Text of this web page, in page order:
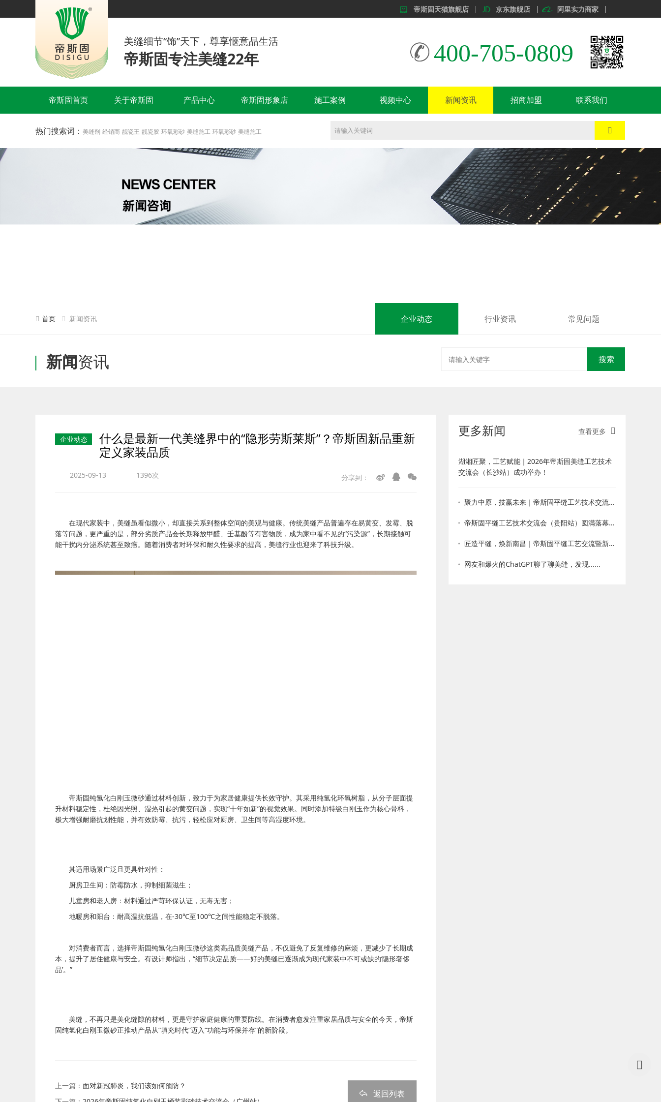
帝斯固天猫旗舰店 京东旗舰店 阿里实力商家
美缝细节“饰”天下，尊享惬意品生活
帝斯固专注美缝22年 400-705-0809
帝斯固首页 关于帝斯固 产品中心 帝斯固形象店 施工案例 视频中心 新闻资讯 招商加盟 联系我们
热门搜索词： 美缝剂 经销商 靓瓷王 靓瓷胶 环氧彩砂 美缝施工 环氧彩砂 美缝施工
首页 新闻资讯 企业动态 行业资讯 常见问题
新闻资讯 搜索
企业动态
什么是最新一代美缝界中的“隐形劳斯莱斯”？帝斯固新品重新
定义家装品质
2025-09-13 1396次 分享到：
在现代家装中，美缝虽看似微小，却直接关系到整体空间的美观与健康。传统美缝产品普遍存在易黄变、发霉、脱
落等问题，更严重的是，部分劣质产品会长期释放甲醛、壬基酚等有害物质，成为家中看不见的“污染源” ，长期接触可
能干扰内分泌系统甚至致癌。随着消费者对环保和耐久性要求的提高，美缝行业也迎来了科技升级。
帝斯固纯氢化白刚玉微砂通过材料创新，致力于为家居健康提供长效守护。其采用纯氢化环氧树脂，从分子层面提
升材料稳定性，杜绝因光照、湿热引起的黄变问题，实现“十年如新”的视觉效果。同时添加特级白刚玉作为核心骨料，
极大增强耐磨抗划性能，并有效防霉、抗污，轻松应对厨房、卫生间等高湿度环境。
其适用场景广泛且更具针对性：
厨房卫生间：防霉防水，抑制细菌滋生；
儿童房和老人房：材料通过严苛环保认证，无毒无害；
地暖房和阳台：耐高温抗低温，在-30℃至100℃之间性能稳定不脱落。
对消费者而言，选择帝斯固纯氢化白刚玉微砂这类高品质美缝产品，不仅避免了反复维修的麻烦，更减少了长期成
本，提升了居住健康与安全。有设计师指出， “细节决定品质——好的美缝已逐渐成为现代家装中不可或缺的‘隐形奢侈
品’。 ”
美缝，不再只是美化缝隙的材料，更是守护家庭健康的重要防线。在消费者愈发注重家居品质与安全的今天，帝斯
固纯氢化白刚玉微砂正推动产品从“填充时代”迈入“功能与环保并存”的新阶段。
上一篇： 面对新冠肺炎，我们该如何预防？
返回列表
更多新闻 查看更多
湖湘匠聚，工艺赋能｜2026年帝斯固美缝工艺技术
交流会（长沙站）成功举办！
聚力中原，技赢未来｜帝斯固平缝工艺技术交流会・郑州站圆满收官
帝斯固平缝工艺技术交流会（贵阳站）圆满落幕！以技会友，新品赋能
匠造平缝，焕新南昌｜帝斯固平缝工艺交流暨新品发布会圆满落幕
网友和爆火的ChatGPT聊了聊美缝，发现......